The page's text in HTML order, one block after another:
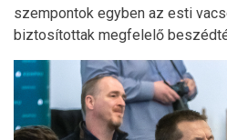
szempontok egyben az esti
biztosítottak megfelelő